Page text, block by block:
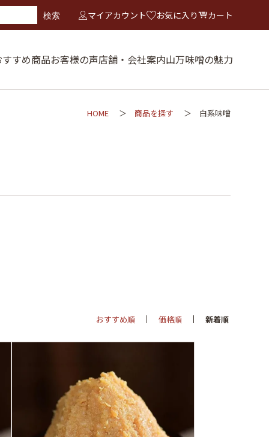
検索 マイアカウント お気に入り カート
すすめ商品お客様の声店舗・会社案内山万味噌の魅力
HOME 商品を探す 白系味噌
おすすめ順 価格順 新着順